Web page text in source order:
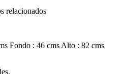
relacionados
Fondo : 46 cms Alto : 82 cms